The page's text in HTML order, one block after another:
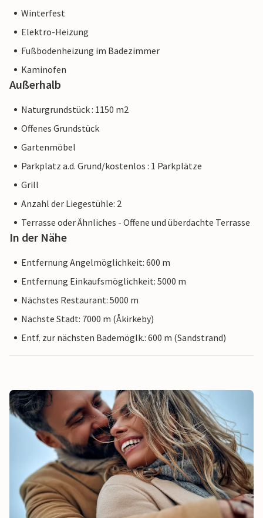
Winterfest
Elektro-Heizung
Fußbodenheizung im Badezimmer
Kaminofen
Außerhalb
Naturgrundstück : 1150 m2
Offenes Grundstück
Gartenmöbel
Parkplatz a.d. Grund/kostenlos : 1 Parkplätze
Grill
Anzahl der Liegestühle: 2
Terrasse oder Ähnliches - Offene und überdachte Terrasse
In der Nähe
Entfernung Angelmöglichkeit: 600 m
Entfernung Einkaufsmöglichkeit: 5000 m
Nächstes Restaurant: 5000 m
Nächste Stadt: 7000 m (Åkirkeby)
Entf. zur nächsten Bademöglk.: 600 m (Sandstrand)